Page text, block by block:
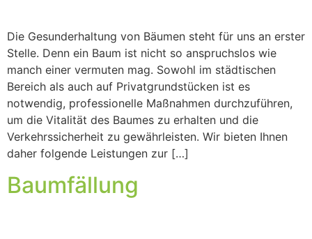
Die Gesunderhaltung von Bäumen steht für uns an erster
Stelle. Denn ein Baum ist nicht so anspruchslos wie
manch einer vermuten mag. Sowohl im städtischen
Bereich als auch auf Privatgrundstücken ist es
notwendig, professionelle Maßnahmen durchzuführen,
um die Vitalität des Baumes zu erhalten und die
Verkehrssicherheit zu gewährleisten. Wir bieten Ihnen
daher folgende Leistungen zur […]
Baumfällung